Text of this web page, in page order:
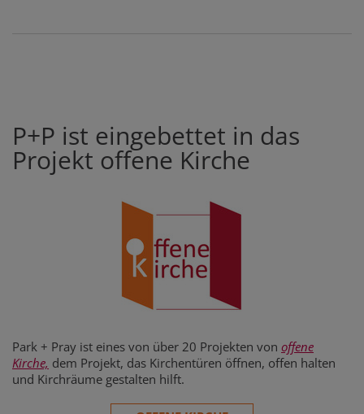
P+P ist eingebettet in das
Projekt offene Kirche
Park + Pray ist eines von über 20 Projekten von offene
Kirche, dem Projekt, das Kirchentüren öffnen, offen halten
und Kirchräume gestalten hilft.